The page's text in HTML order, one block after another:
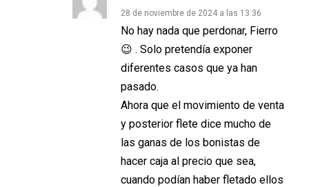
28 de noviembre de 2024 a las 13:36
No hay nada que perdonar, Fierro
😉 . Solo pretendía exponer
diferentes casos que ya han
pasado.
Ahora que el movimiento de venta
y posterior flete dice mucho de
las ganas de los bonistas de
hacer caja al precio que sea,
cuando podían haber fletado ellos